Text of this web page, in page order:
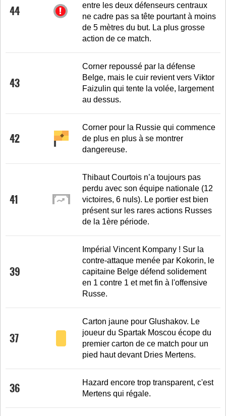
44
entre les deux défenseurs centraux
ne cadre pas sa tête pourtant à moins
de 5 mètres du but. La plus grosse
action de ce match.
43
Corner repoussé par la défense
Belge, mais le cuir revient vers Viktor
Faizulin qui tente la volée, largement
au dessus.
42
Corner pour la Russie qui commence
de plus en plus à se montrer
dangereuse.
41
Thibaut Courtois n’a toujours pas
perdu avec son équipe nationale (12
victoires, 6 nuls). Le portier est bien
présent sur les rares actions Russes
de la 1ère période.
39
Impérial Vincent Kompany ! Sur la
contre-attaque menée par Kokorin, le
capitaine Belge défend solidement
en 1 contre 1 et met fin à l'offensive
Russe.
37
Carton jaune pour Glushakov. Le
joueur du Spartak Moscou écope du
premier carton de ce match pour un
pied haut devant Dries Mertens.
36
Hazard encore trop transparent, c'est
Mertens qui régale.